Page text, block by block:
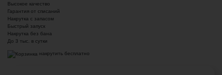
Высокое качество
Гарантия от списаний
Накрутка с запасом
Быстрый запуск
Накрутка без бана
До 3 тыс. в сутки
накрутить бесплатно